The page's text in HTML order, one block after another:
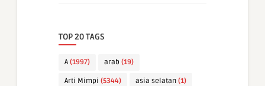
TOP 20 TAGS
A (1997) arab (19)
Arti Mimpi (5344) asia selatan (1)